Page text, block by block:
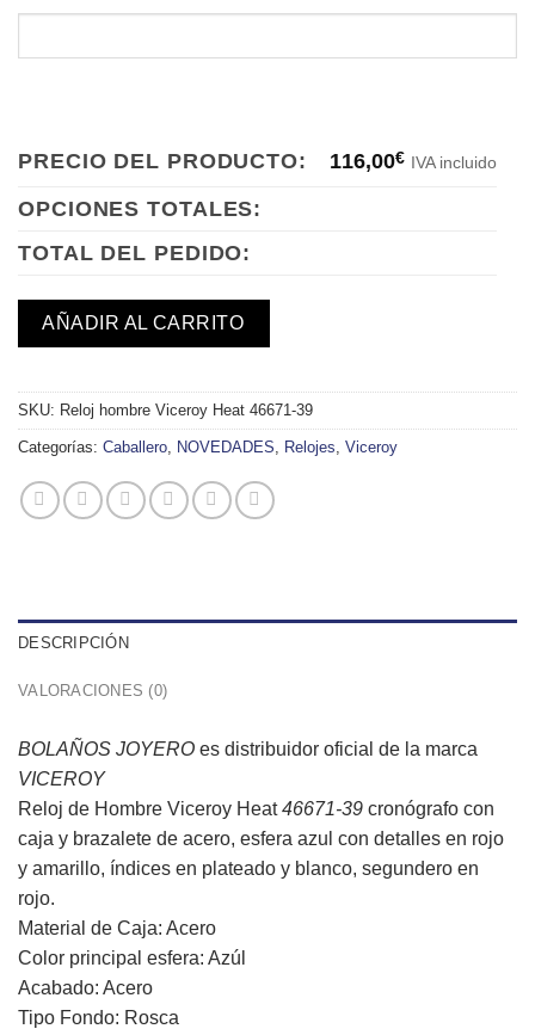
PRECIO DEL PRODUCTO: 116,00€ IVA incluido
OPCIONES TOTALES:
TOTAL DEL PEDIDO:
AÑADIR AL CARRITO
SKU: Reloj hombre Viceroy Heat 46671-39
Categorías: Caballero NOVEDADES Relojes Viceroy
DESCRIPCIÓN
VALORACIONES (0)
BOLAÑOS JOYERO es distribuidor oficial de la marca
VICEROY
Reloj de Hombre Viceroy Heat46671-39 cronógrafo con
caja y brazalete de acero, esfera azul con detalles en rojo
y amarillo, índices en plateado y blanco, segundero en
rojo.
Material de Caja: Acero
Color principal esfera: Azúl
Acabado: Acero
Tipo Fondo: Rosca